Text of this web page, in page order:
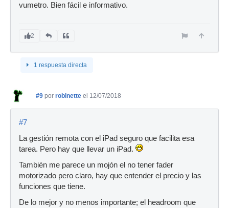
vumetro. Bien fácil e informativo.
2
1 respuesta directa
#9 por robinette el 12/07/2018
#7
La gestión remota con el iPad seguro que facilita esa
tarea. Pero hay que llevar un iPad.
También me parece un mojón el no tener fader
motorizado pero claro, hay que entender el precio y las
funciones que tiene.
De lo mejor y no menos importante; el headroom que